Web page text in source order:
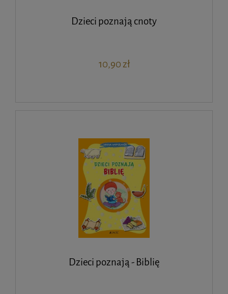
Dzieci poznają cnoty
10,90 zł
Dzieci poznają - Biblię